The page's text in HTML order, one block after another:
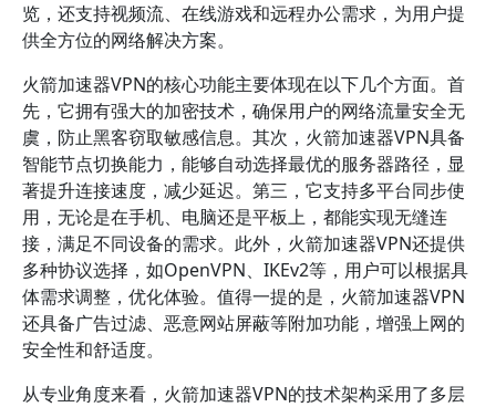
览，还支持视频流、在线游戏和远程办公需求，为用户提
供全方位的网络解决方案。
火箭加速器VPN的核心功能主要体现在以下几个方面。首
先，它拥有强大的加密技术，确保用户的网络流量安全无
虞，防止黑客窃取敏感信息。其次，火箭加速器VPN具备
智能节点切换能力，能够自动选择最优的服务器路径，显
著提升连接速度，减少延迟。第三，它支持多平台同步使
用，无论是在手机、电脑还是平板上，都能实现无缝连
接，满足不同设备的需求。此外，火箭加速器VPN还提供
多种协议选择，如OpenVPN、IKEv2等，用户可以根据具
体需求调整，优化体验。值得一提的是，火箭加速器VPN
还具备广告过滤、恶意网站屏蔽等附加功能，增强上网的
安全性和舒适度。
从专业角度来看，火箭加速器VPN的技术架构采用了多层